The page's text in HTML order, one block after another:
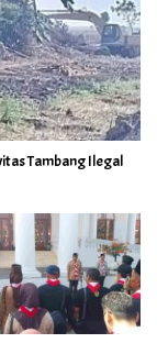
Tambang Ilegal